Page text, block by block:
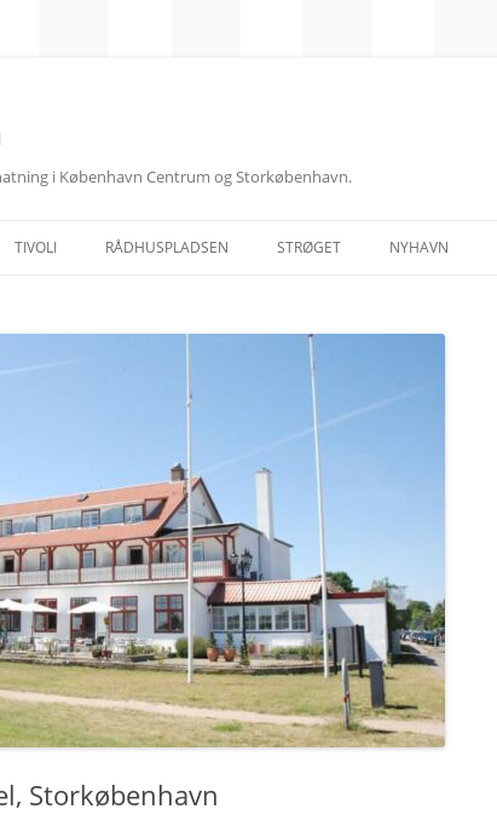
i København Centrum og Storkøbenhavn.
TIVOLI RÅDHUSPLADSEN STRØGET NYHAVN
Storkøbenhavn